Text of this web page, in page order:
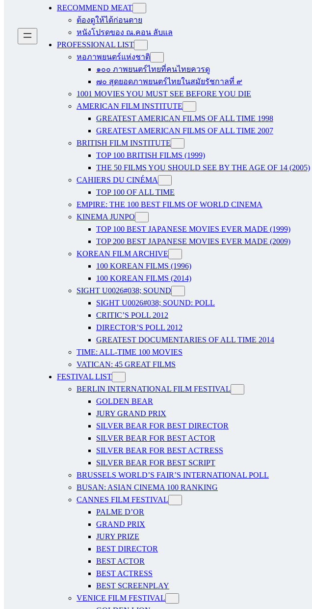
RECOMMEND MEAT
ต้องดูให้ได้ก่อนตาย
หนังโปรดของ ณ.คอน ลับแล
PROFESSIONAL LIST
หอภาพยนตร์แห่งชาติ
๑๐๐ ภาพยนตร์ไทยที่คนไทยควรดู
๗๐ สุดยอดภาพยนตร์ไทยในสมัยรัชกาลที่ ๙
1001 MOVIES YOU MUST SEE BEFORE YOU DIE
AMERICAN FILM INSTITUTE
GREATEST AMERICAN FILMS OF ALL TIME 1998
GREATEST AMERICAN FILMS OF ALL TIME 2007
BRITISH FILM INSTITUTE
TOP 100 BRITISH FILMS (1999)
THE 50 FILMS YOU SHOULD SEE BY THE AGE OF 14 (2005)
CAHIERS DU CINÉMA
TOP 100 OF ALL TIME
EMPIRE: THE 100 BEST FILMS OF WORLD CINEMA
KINEMA JUNPO
TOP 100 BEST JAPANESE MOVIES EVER MADE (1999)
TOP 200 BEST JAPANESE MOVIES EVER MADE (2009)
KOREAN FILM ARCHIVE
100 KOREAN FILMS (1996)
100 KOREAN FILMS (2014)
SIGHT U0026#038; SOUND
SIGHT U0026#038; SOUND: POLL
CRITIC’S POLL 2012
DIRECTOR’S POLL 2012
GREATEST DOCUMENTARIES OF ALL TIME 2014
TIME: ALL-TIME 100 MOVIES
VATICAN: 45 GREAT FILMS
FESTIVAL LIST
BERLIN INTERNATIONAL FILM FESTIVAL
GOLDEN BEAR
JURY GRAND PRIX
SILVER BEAR FOR BEST DIRECTOR
SILVER BEAR FOR BEST ACTOR
SILVER BEAR FOR BEST ACTRESS
SILVER BEAR FOR BEST SCRIPT
BRUSSELS WORLD’S FAIR’S INTERNATIONAL POLL
BUSAN: ASIAN CINEMA 100 RANKING
CANNES FILM FESTIVAL
PALME D’OR
GRAND PRIX
JURY PRIZE
BEST DIRECTOR
BEST ACTOR
BEST ACTRESS
BEST SCREENPLAY
VENICE FILM FESTIVAL